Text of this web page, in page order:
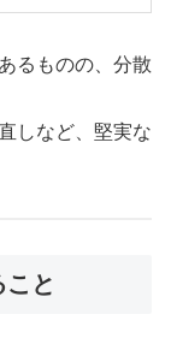
るものの、分散
しなど、堅実な
と